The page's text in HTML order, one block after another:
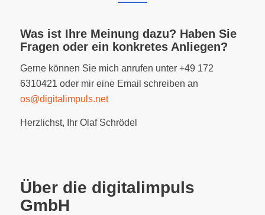
Was ist Ihre Meinung dazu? Haben Sie
Fragen oder ein konkretes Anliegen?
Gerne können Sie mich anrufen unter +49 172
6310421 oder mir eine Email schreiben an
os@digitalimpuls.net
Herzlichst, Ihr Olaf Schrödel
Über die digitalimpuls
GmbH